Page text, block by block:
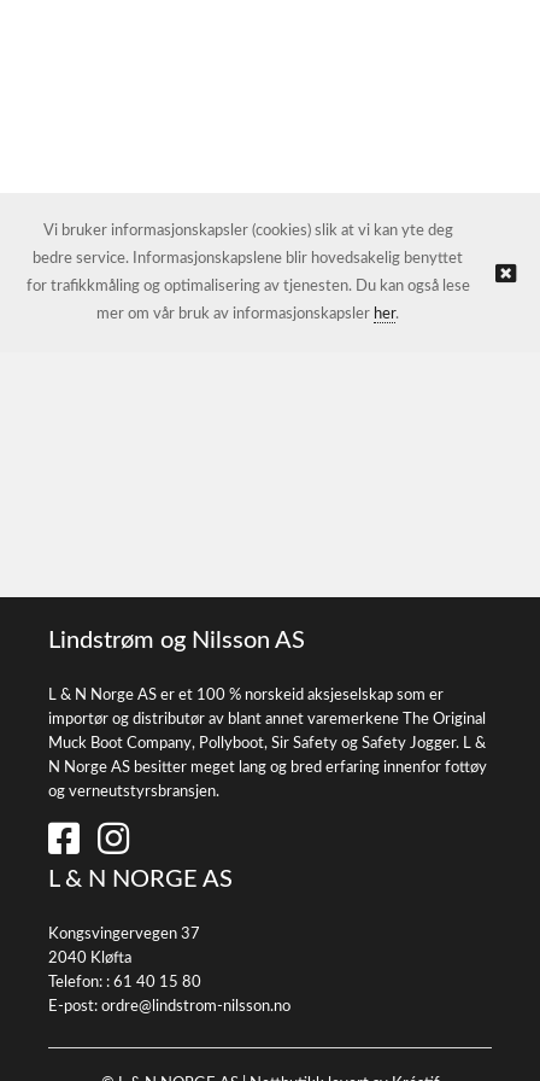
Lindstrøm og Nilsson AS
L & N Norge AS er et 100 % norskeid aksjeselskap som er
importør og distributør av blant annet varemerkene The Original
Muck Boot Company, Pollyboot, Sir Safety og Safety Jogger. L &
N Norge AS besitter meget lang og bred erfaring innenfor fottøy
og verneutstyrsbransjen.
L & N NORGE AS
Kongsvingervegen 37
2040 Kløfta
Telefon: : 61 40 15 80
E-post: ordre@lindstrom-nilsson.no
Vi bruker informasjonskapsler (cookies) slik at vi kan yte deg
bedre service. Informasjonskapslene blir hovedsakelig benyttet
for trafikkmåling og optimalisering av tjenesten. Du kan også lese
mer om vår bruk av informasjonskapsler her.